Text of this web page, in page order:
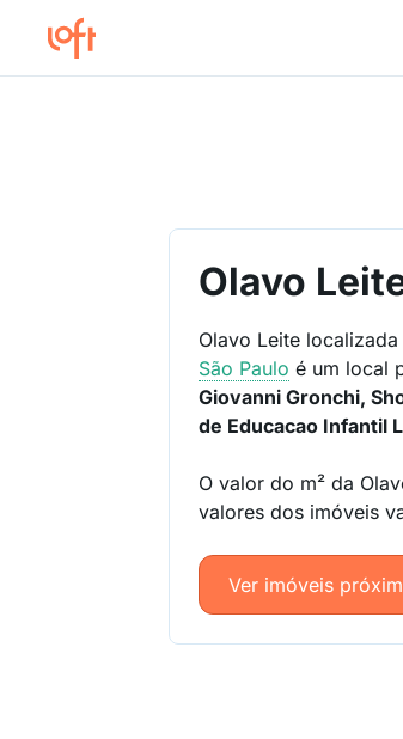
Olavo
Olavo Leite localizada
São Paulo é um local
Giovanni Gronchi,
de Educacao Infantil
O valor do m² da
valores dos imóveis
Ver imóveis